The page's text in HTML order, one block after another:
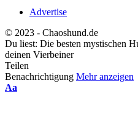
Advertise
© 2023 - Chaoshund.de
Du liest: Die besten mystischen
deinen Vierbeiner
Teilen
Benachrichtigung Mehr anzeigen
Schriftgrößenanpassung
Aa